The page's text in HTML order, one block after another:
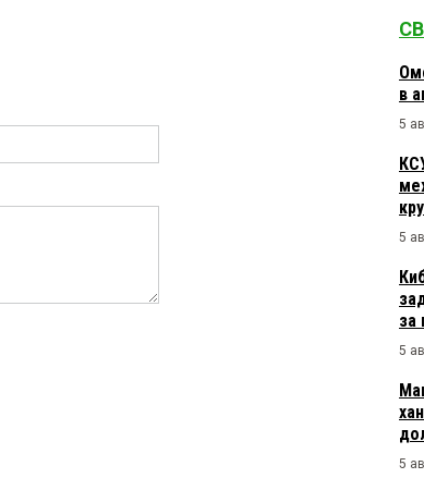
в
5
5
за
5
5